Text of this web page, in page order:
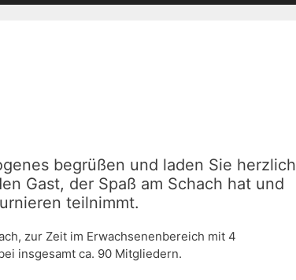
begrüßen und laden Sie herzlich
Gast, der Spaß am Schach hat und
teilnimmt.
zur Zeit im Erwachsenenbereich mit 4
insgesamt ca. 90 Mitgliedern.